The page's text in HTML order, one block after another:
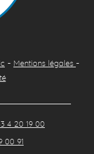
- Mentions légales -
4 20 19 00
00 91